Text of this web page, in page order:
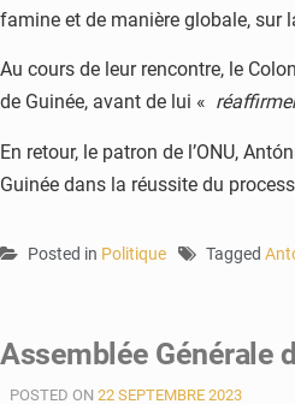
famine et de manière globale, sur
Au cours de leur rencontre, le
de Guinée, avant de lui «
En retour, le patron de l’ONU,
Guinée dans la réussite du
Posted in Politique Tagged
Assemblée Générale
POSTED ON 22 SEPTEMBRE 2023